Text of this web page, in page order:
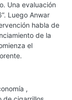
Una evaluación
Luego Anwar
habla de
de la
el
,